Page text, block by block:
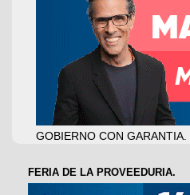
GOBIERNO CON GARANTIA.
FERIA DE LA PROVEEDURIA.